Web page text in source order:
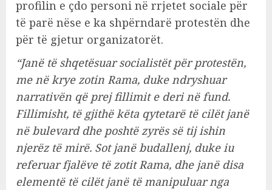
profilin e çdo personi në rrjetet sociale për
të parë nëse e ka shpërndarë protestën dhe
për të gjetur organizatorët.
“Janë të shqetësuar socialistët për protestën,
me në krye zotin Rama, duke ndryshuar
narrativën që prej fillimit e deri në fund.
Fillimisht, të gjithë këta qytetarë të cilët janë
në bulevard dhe poshtë zyrës së tij ishin
njerëz të mirë. Sot janë budallenj, duke iu
referuar fjalëve të zotit Rama, dhe janë disa
elementë të cilët janë të manipuluar nga